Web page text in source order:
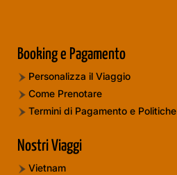
Booking e Pagamento
Personalizza il Viaggio
Come Prenotare
Termini di Pagamento e Politiche
Nostri Viaggi
Vietnam